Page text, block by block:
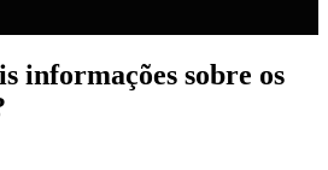
informações sobre os